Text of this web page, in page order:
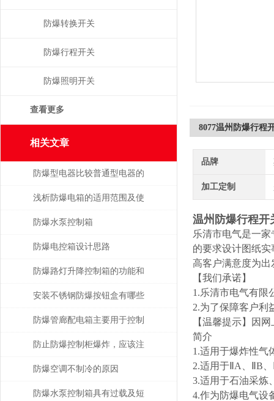
8077温州防爆行程
品牌
加工定制
温州防爆行程开
乐清市电气是一
的要求设计图纸
高客户满意度为出
【我们承诺】
1.乐清市电气有限
2.为了保障客户利
【温馨提示】因
简介
1.适用于爆炸性气
2.适用于ⅡA、ⅡB
3.适用于石油采炼
4.作为防爆电气设
防爆转换开关
防爆行程开关
防爆照明开关
查看更多
相关文章
防爆型电器比较普通型电器的
优势
浅析防爆电箱的适用范围及使
用方法
防爆水泵控制箱
防爆电控箱设计思路
防爆路灯升降控制箱的功能和
优势解析
安装不锈钢防爆按钮盒有哪些
操作？
防爆管廊配电箱主要用于控制
和分配管廊内的电力资源
防止防爆控制柜爆炸，应该注
意什么？如何选择？
防爆空调不制冷的原因
防爆水泵控制箱具有过载及短